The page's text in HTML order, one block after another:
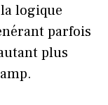
logique
parfois
plus